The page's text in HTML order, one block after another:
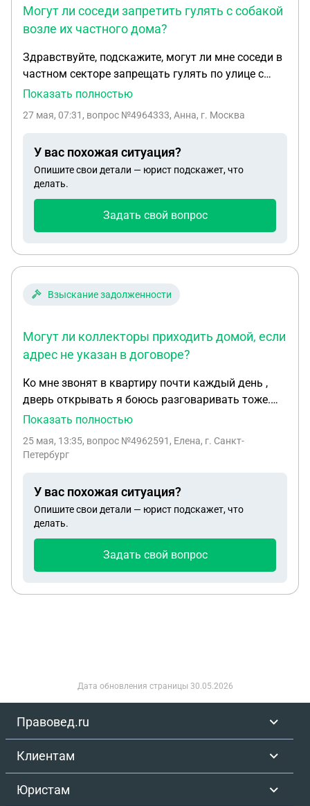
Могут ли соседи запретить гулять с собакой
возле их частного дома?
Здравствуйте, подскажите, могут ли мне соседи в
частном секторе запрещать гулять по улице с
маленькой собачкой, чтобы собачка наступала на
это право, учитывая, что за собачкой я убираю
Показать полностью
27 мая, 07:31 , вопрос №4964333, Анна, г. Москва
У вас похожая ситуация?
Опишите свои детали — юрист подскажет, что
делать.
Задать свой вопрос
Взыскание задолженности
Могут ли коллекторы приходить домой, если
адрес не указан в договоре?
Ко мне звонят в квартиру почти каждый день ,
дверь открывать я боюсь разговаривать тоже.
Это могут быть коллекторы, если я нигде не
Имеют ли право они так часто приходить?
Показать полностью
25 мая, 13:35, вопрос №4962591, Елена, г. Санкт-
Петербург
У вас похожая ситуация?
Опишите свои детали — юрист подскажет, что
делать.
Задать свой вопрос
Дата обновления страницы 30.05.2026
Правовед.ru
Клиентам
Юристам